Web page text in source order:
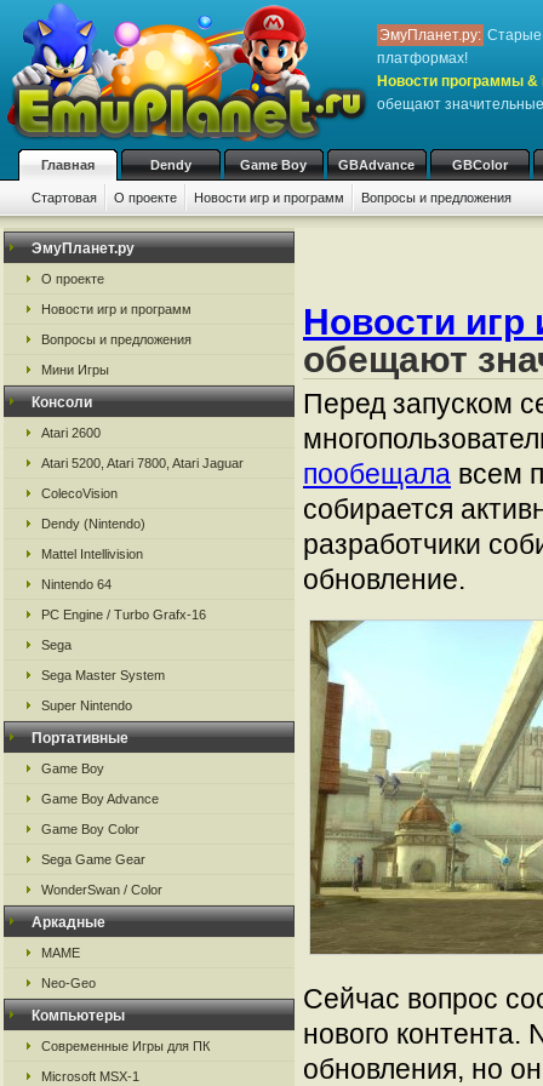
ЭмуПланет.ру: Старые
платформах!
Новости программы &
обещают
Главная Dendy Game Boy GBAdvance GBColor
Стартовая О проекте Новости игр и программ Вопросы и предложения
ЭмуПланет.ру
О проекте
Новости игр и программ
Вопросы и предложения
Мини Игры
Консоли
Atari 2600
Atari 5200, Atari 7800, Atari Jaguar
ColecoVision
Dendy (Nintendo)
Mattel Intellivision
Nintendo 64
PC Engine / Turbo Grafx-16
Sega
Sega Master System
Super Nintendo
Портативные
Game Boy
Game Boy Advance
Game Boy Color
Sega Game Gear
WonderSwan / Color
Аркадные
MAME
Neo-Geo
Компьютеры
Современные Игры для ПК
Microsoft MSX-1
Новости игр
обещают
Перед запуском
пообещала всем
собирается
разработчики
обновление.
Сейчас вопрос
нового контента.
обновления, но